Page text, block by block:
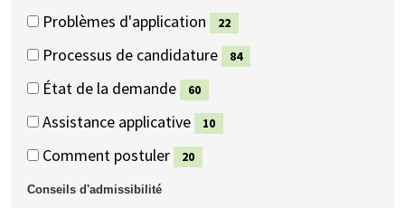
(69Problèmes d'application
(22
22
Processus de candidature
(84
84
État de la demande
(60
60
Assistance applicative
(10
10
Comment postuler
(20
20
Conseils d'admissibilité